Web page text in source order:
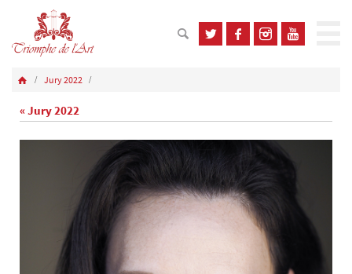
Jury 2022
« Jury 2022